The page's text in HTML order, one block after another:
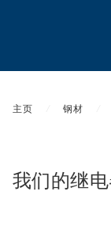
主页 钢材
我们的继